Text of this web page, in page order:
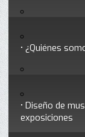
Testimonios
Socios vigentes
Somedicyt
¿Quiénes
Consejo
Servicios
Diseño de
exposiciones